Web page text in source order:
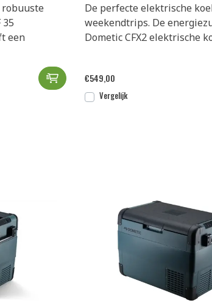
robuuste
35
een
Dometic CFF 35 compressor
De perfecte elektrische
weekendtrips. De
Dometic CFX2 elektrische
€549,00
Vergelijk